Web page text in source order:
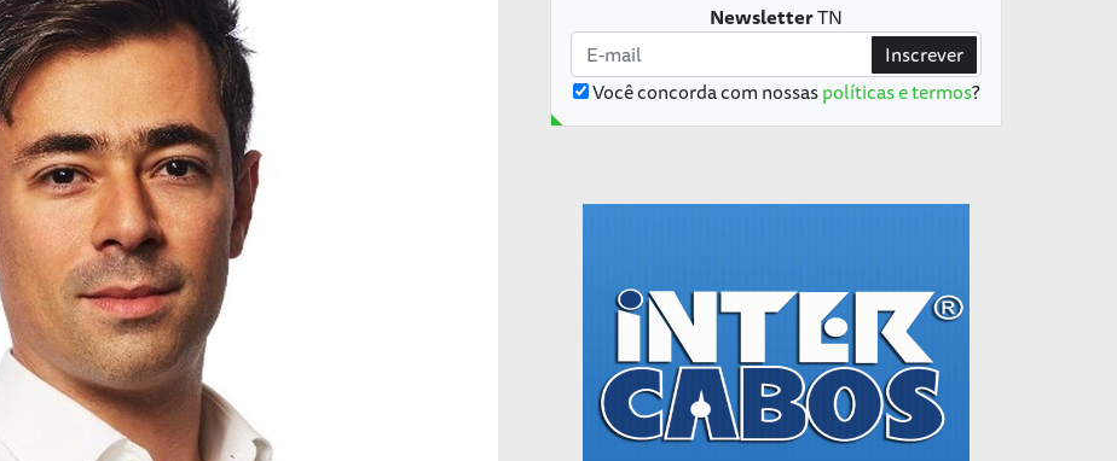
NewsletterTN
Você concorda com nossaspolíticas e termos?
Inscrever